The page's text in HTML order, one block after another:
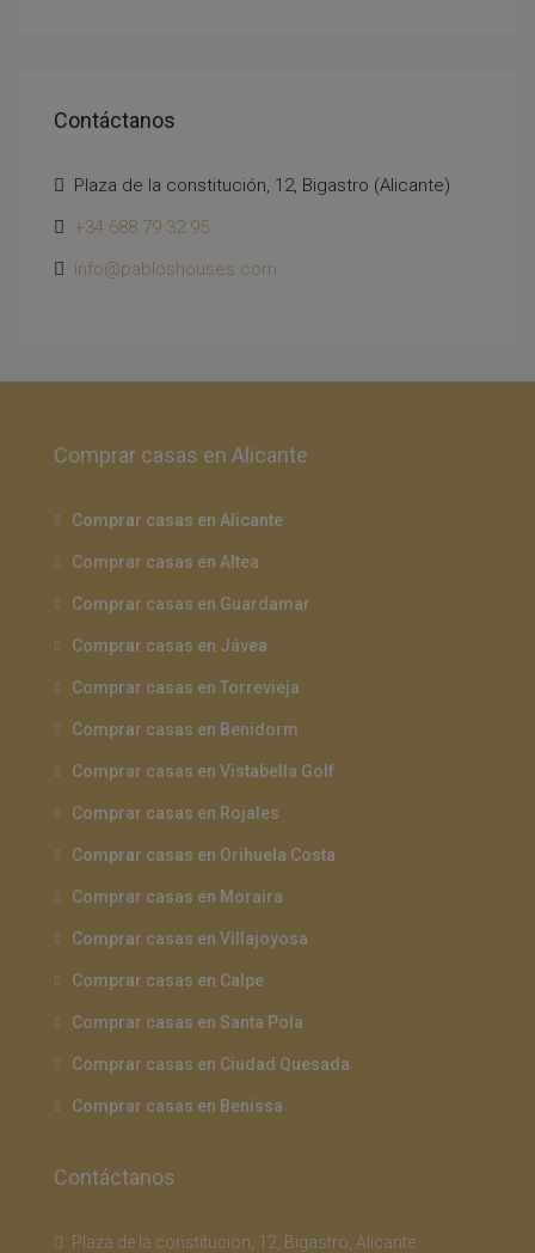
Contáctanos
Plaza de la constitución, 12, Bigastro (Alicante)
+34 688 79 32 95
info@pabloshouses.com
Comprar casas en Alicante
Comprar casas en Alicante
Comprar casas en Altea
Comprar casas en Guardamar
Comprar casas en Jávea
Comprar casas en Torrevieja
Comprar casas en Benidorm
Comprar casas en Vistabella Golf
Comprar casas en Rojales
Comprar casas en Orihuela Costa
Comprar casas en Moraira
Comprar casas en Villajoyosa
Comprar casas en Calpe
Comprar casas en Santa Pola
Comprar casas en Ciudad Quesada
Comprar casas en Benissa
Contáctanos
Plaza de la constitucion, 12, Bigastro, Alicante